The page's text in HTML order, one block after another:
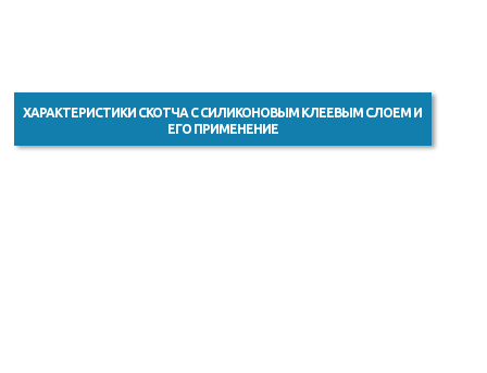
ХАРАКТЕРИСТИКИ СКОТЧА С СИЛИКОНОВЫМ КЛЕЕВЫМ СЛОЕМ И
ЕГО ПРИМЕНЕНИЕ